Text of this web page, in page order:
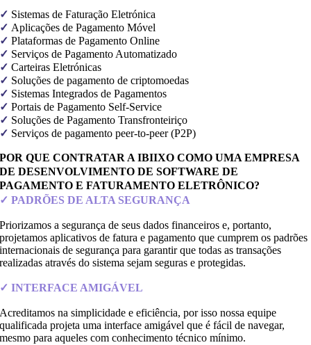
✓ Sistemas de Faturação Eletrónica
✓Aplicações de Pagamento Móvel
✓Plataformas de Pagamento Online
✓ Serviços de Pagamento Automatizado
✓Carteiras Eletrónicas
✓ Soluções de pagamento de criptomoedas
✓ Sistemas Integrados de Pagamentos
✓Portais de Pagamento Self-Service
✓ Soluções de Pagamento Transfronteiriço
✓ Serviços de pagamento peer-to-peer (P2P)
POR QUE CONTRATAR A IBIIXO COMO UMA EMPRESA
DE DESENVOLVIMENTO DE SOFTWARE DE
PAGAMENTO E FATURAMENTO ELETRÔNICO?
✓ PADRÕES DE ALTA SEGURANÇA
Priorizamos a segurança de seus dados financeiros e, portanto,
projetamos aplicativos de fatura e pagamento que cumprem os padrões
internacionais de segurança para garantir que todas as transações
realizadas através do sistema sejam seguras e protegidas.
✓ INTERFACE AMIGÁVEL
Acreditamos na simplicidade e eficiência, por isso nossa equipe
qualificada projeta uma interface amigável que é fácil de navegar,
mesmo para aqueles com conhecimento técnico mínimo.